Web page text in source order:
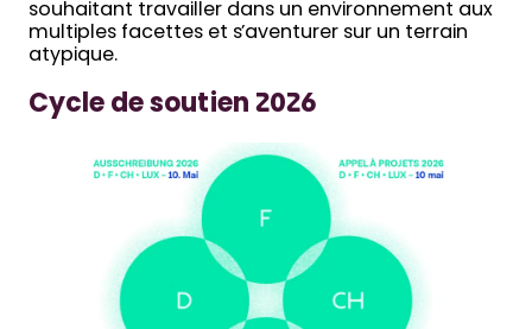
souhaitant travailler dans un environnement aux
multiples facettes et s’aventurer sur un terrain
atypique.
Cycle de soutien 2026